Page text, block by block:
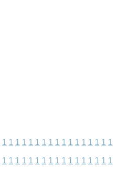
1 1 1 1 1 1 1 1 1 1 1 1 1 1 1 1 1
1 1 1 1 1 1 1 1 1 1 1 1 1 1 1 1 1